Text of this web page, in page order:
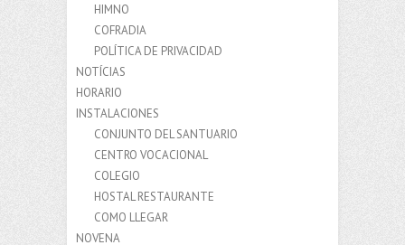
HIMNO
COFRADIA
POLÍTICA DE PRIVACIDAD
NOTÍCIAS
HORARIO
INSTALACIONES
CONJUNTO DEL SANTUARIO
CENTRO VOCACIONAL
COLEGIO
HOSTAL RESTAURANTE
COMO LLEGAR
NOVENA